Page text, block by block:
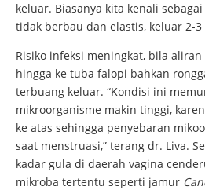
keluar. Biasanya kita kenali
tidak berbau dan elastis, keluar 2-
Risiko infeksi meningkat, bila
hingga ke tuba falopi bahkan
terbuang keluar. “Kondisi ini
mikroorganisme makin tinggi,
ke atas sehingga penyebaran
saat menstruasi,” terang dr. Liva.
kadar gula di daerah vagina
mikroba tertentu seperti jamur